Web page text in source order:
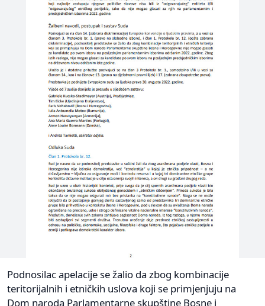
Podnosilac apelacije se žalio da zbog kombinacije
teritorijalnih i etničkih uslova koji se primjenjuju na
Dom naroda Parlamentarne skupštine Bosne i